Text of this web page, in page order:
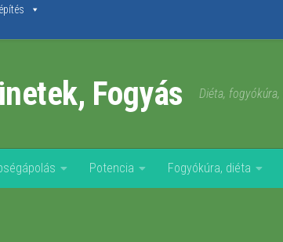
Fogyás Diéta,
Potencia Fogyókúra, diéta